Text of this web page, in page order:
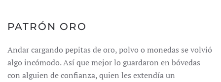
PATRÓN ORO
Andar cargando pepitas de oro, polvo o monedas se volvió
algo incómodo. Así que mejor lo guardaron en bóvedas
con alguien de confianza, quien les extendía un